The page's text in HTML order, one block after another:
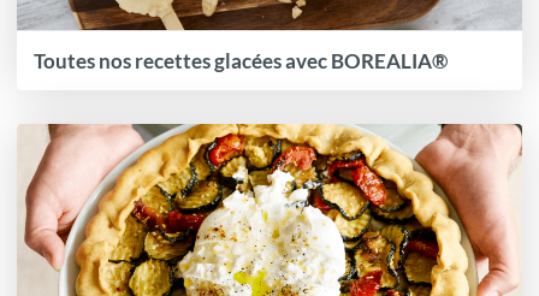
Toutes nos recettes glacées avec BOREALIA®